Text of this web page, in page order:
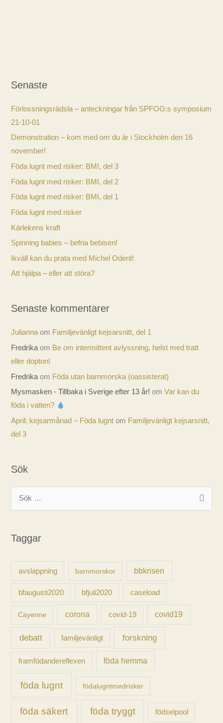
Senaste
Förlossningsrädsla – anteckningar från SPFOG:s symposium
21-10-01
Demonstration – kom med om du är i Stockholm den 16
november!
Föda lugnt med risker: BMI, del 3
Föda lugnt med risker: BMI, del 2
Föda lugnt med risker: BMI, del 1
Föda lugnt med risker
Kärlekens kraft
Spinning babies – befria bebisen!
Ikväll kan du prata med Michel Odent!
Att hjälpa – eller att störa?
Senaste kommentarer
Juliannaom Familjevänligt kejsarsnitt, del 1
Fredrika om Be om intermittent avlyssning, helst med tratt
eller dopton!
Fredrika om Föda utan barnmorska (oassisterat)
Mysmasken - Tillbaka i Sverige efter 13 år! omVar kan du
föda i vatten?
April: kejsarmånad – Föda lugnt om Familjevänligt kejsarsnitt,
del 3
Sök
e
Taggar
avslappning barnmorskor bbkrisen
bfaugusti2020 bfjuli2020 caseload
Cayenne corona covid-19 covid19
debatt familjevänligt forskning
framfödandereflexen föda hemma
föda lugnt födalugntmedrisker
föda säkert föda tryggt födselpool